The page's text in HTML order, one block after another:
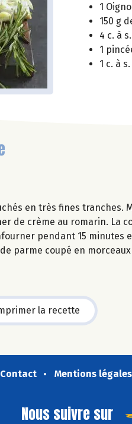
1
150 g
4 c. à
1
1 c. à
en très fines tranches.
de crème au romarin. La
pendant 15 minutes
parme coupé en
la recette
Contact Mentions légales
Nous suivre sur